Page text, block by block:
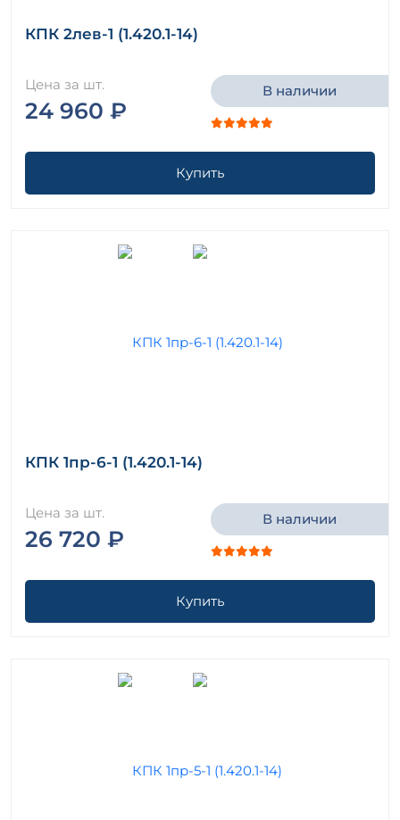
КПК 2лев-1 (1.420.1-14)
Цена за шт.
24 960 ₽
В наличии
Купить
КПК 1пр-6-1 (1.420.1-14)
Цена за шт.
26 720 ₽
В наличии
Купить